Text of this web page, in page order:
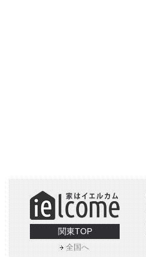
関東TOP
全国へ